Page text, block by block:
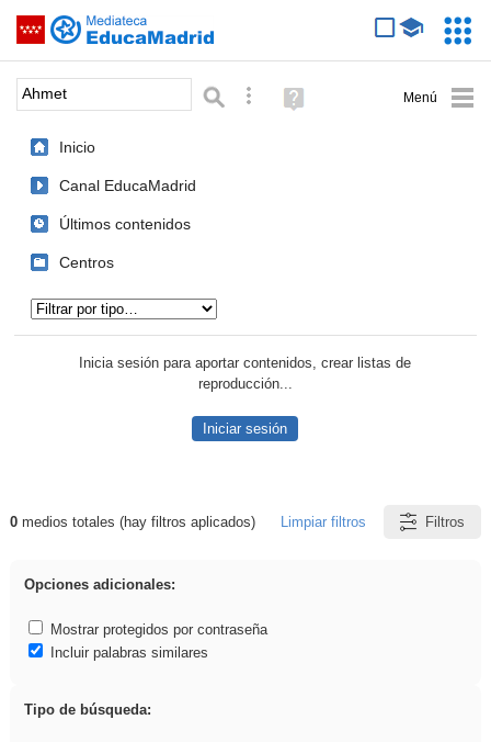
Saltar navegación
Palabra o frase: Búsqueda avanzada
Ayuda
(en
Inicio
Canal EducaMadrid
Últimos contenidos
Centros
Inicia sesión para aportar contenidos, crear listas de
reproducción...
Iniciar sesión
Resultados de: Ahmet
0medios totales (hay filtros aplicados) Limpiar filtros Filtros
Opciones adicionales:
Mostrar protegidos por contraseña
Incluir palabras similares
Tipo de búsqueda: